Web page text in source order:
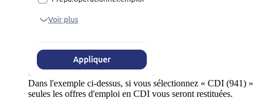
Dans l'exemple ci-dessus, si vous sélectionnez « CDI (941) »
seules les offres d'emploi en CDI vous seront restituées.